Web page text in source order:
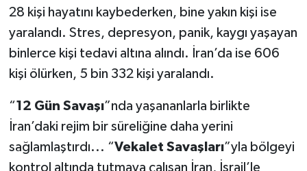
28 kişi hayatını kaybederken, bine yakın kişi ise
yaralandı. Stres, depresyon, panik, kaygı yaşayan
binlerce kişi tedavi altına alındı. İran’da ise 606
kişi ölürken, 5 bin 332 kişi yaralandı.
“12 Gün Savaşı”nda yaşananlarla birlikte
İran’daki rejim bir süreliğine daha yerini
sağlamlaştırdı... “Vekalet Savaşları”yla bölgeyi
kontrol altında tutmaya çalışan İran, İsrail’le